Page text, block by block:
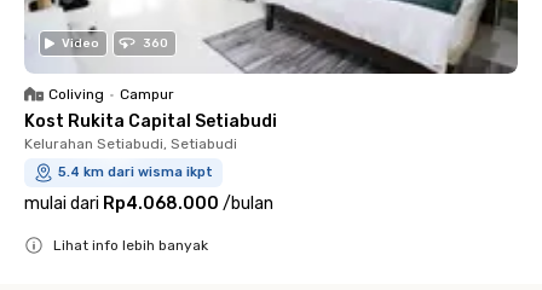
Video 360
Coliving • Campur
Kost Rukita Capital Setiabudi
Kelurahan Setiabudi, Setiabudi
5.4 km dari wisma ikpt
mulai dari Rp4.068.000 /bulan
Lihat info lebih banyak